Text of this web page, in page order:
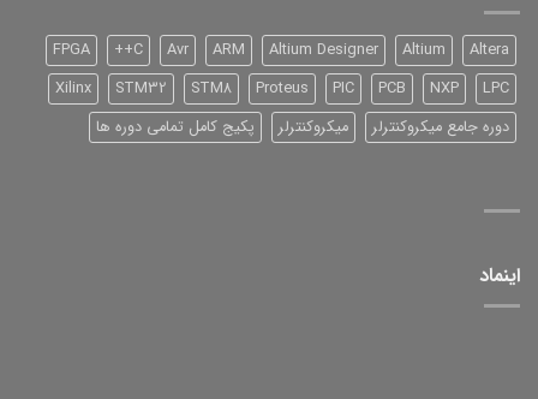
آن
Altera
Altium
Altium Designer
ARM
Avr
C++
FPGA
LPC
NXP
PCB
PIC
Proteus
STM8
STM32
Xilinx
دوره جامع میکروکنترلر
میکروکنترلر پکیج کامل تمامی دوره ها
اینماد